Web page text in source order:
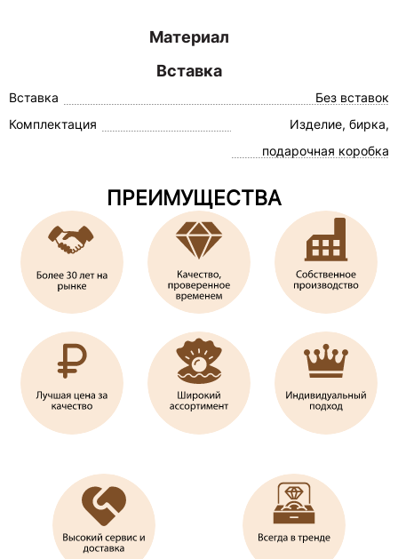
Материал
Вставка
Вставка
Без вставок
Комплектация
Изделие, бирка,
подарочная коробка
ПРЕИМУЩЕСТВА